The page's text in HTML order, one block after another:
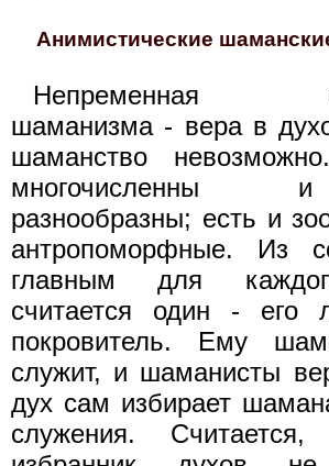
Анимистические
Непременная
шаманизма - вера в
шаманство
многочисленны
разнообразны; есть и
антропоморфные. Из
главным для
считается один - его
покровитель. Ему
служит, и шаманисты
дух сам избирает
служения.